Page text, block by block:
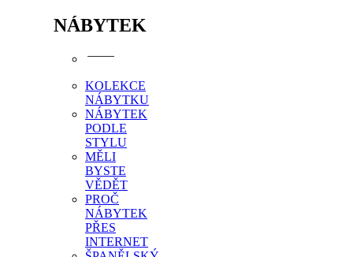
NÁBYTEK
KOLEKCE
NÁBYTKU
NÁBYTEK
PODLE
STYLU
MĚLI
BYSTE
VĚDĚT
PROČ
NÁBYTEK
PŘES
INTERNET